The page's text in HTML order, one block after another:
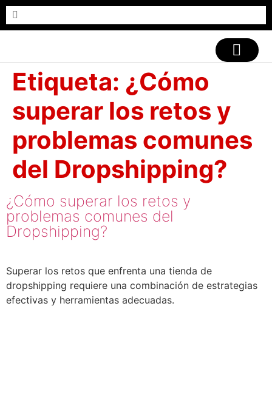
Etiqueta: ¿Cómo
superar los retos y
problemas comunes
del Dropshipping?
¿Cómo superar los retos y
problemas comunes del
Dropshipping?
Superar los retos que enfrenta una tienda de
dropshipping requiere una combinación de estrategias
efectivas y herramientas adecuadas.